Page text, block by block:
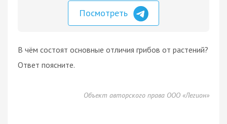
Посмотреть
В чём состоят основные отличия грибов от растений?
Ответ поясните.
Объект авторского права ООО «Легион»